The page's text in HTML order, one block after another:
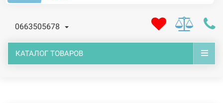
0663505678
КАТАЛОГ ТОВАРОВ